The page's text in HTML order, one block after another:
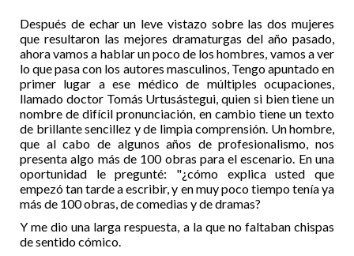
Después de echar un leve vistazo sobre las dos mujeres
que resultaron las mejores dramaturgas del año pasado,
ahora vamos a hablar un poco de los hombres, vamos a ver
lo que pasa con los autores masculinos, Tengo apuntado en
primer lugar a ese médico de múltiples ocupaciones,
llamado doctor Tomás Urtusástegui, quien si bien tiene un
nombre de difícil pronunciación, en cambio tiene un texto
de brillante sencillez y de limpia comprensión. Un hombre,
que al cabo de algunos años de profesionalismo, nos
presenta algo más de 100 obras para el escenario. En una
oportunidad le pregunté: "¿cómo explica usted que
empezó tan tarde a escribir, y en muy poco tiempo tenía ya
más de 100 obras, de comedias y de dramas?
Y me dio una larga respuesta, a la que no faltaban chispas
de sentido cómico.